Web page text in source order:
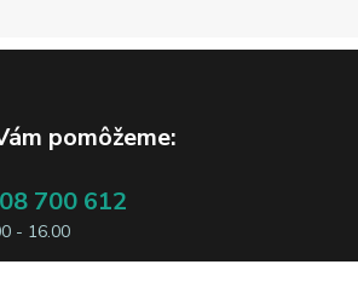
pomôžeme:
700 612
- 16.00